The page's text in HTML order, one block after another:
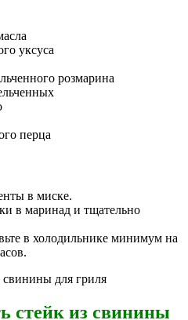
уксуса
розмарина
перца
в миске.
в маринад и тщательно
в холодильнике минимум на
стейк из свинины